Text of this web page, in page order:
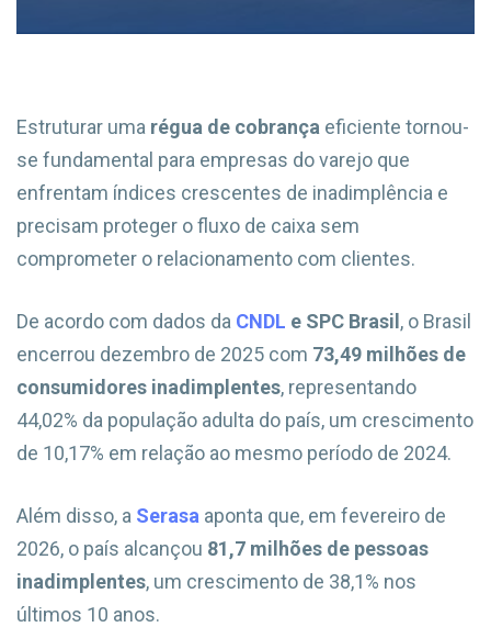
Estruturar uma régua de cobrança eficiente tornou-
se fundamental para empresas do varejo que
enfrentam índices crescentes de inadimplência e
precisam proteger o fluxo de caixa sem
comprometer o relacionamento com clientes.
De acordo com dados da CNDL e SPC Brasil, o Brasil
encerrou dezembro de 2025 com 73,49 milhões de
consumidores inadimplentes, representando
44,02% da população adulta do país, um crescimento
de 10,17% em relação ao mesmo período de 2024.
Além disso, a Serasa aponta que, em fevereiro de
2026, o país alcançou 81,7 milhões de pessoas
inadimplentes, um crescimento de 38,1% nos
últimos 10 anos.